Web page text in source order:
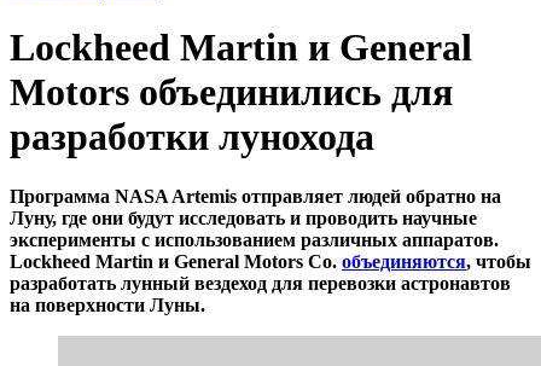
Lockheed Martin и General
Motors объединились для
разработки лунохода
Программа NASA Artemis отправляет людей обратно на
Луну, где они будут исследовать и проводить научные
эксперименты с использованием различных аппаратов.
Lockheed Martin и General Motors Co. объединяются, чтобы
разработать лунный вездеход для перевозки астронавтов
на поверхности Луны.